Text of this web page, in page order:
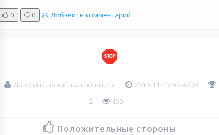
0 0 Добавить комментарий
Доверительный пользователь
2019-11-17 05:47:03
2
403
Положительные стороны